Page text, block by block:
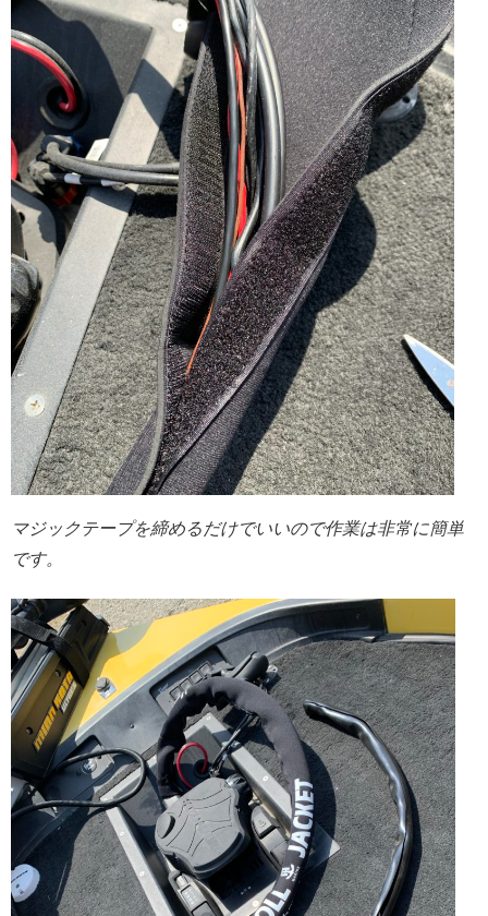
マジックテープを締めるだけでいいので作業は非常に簡単
です。